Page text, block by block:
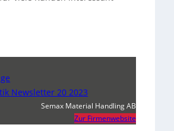
Newsletter 20 2023
Semax Material Handling AB
Zur Firmenwebsite